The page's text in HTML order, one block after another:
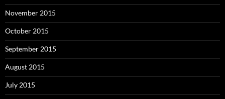
November 2015
October 2015
September 2015
August 2015
July 2015